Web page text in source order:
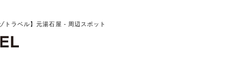
トラベル】元湯石屋 - 周辺スポット